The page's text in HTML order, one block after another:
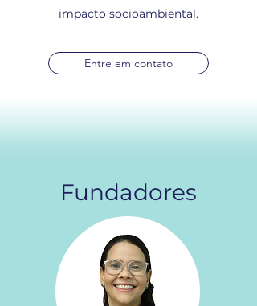
impacto socioambiental.
Entre em contato
Fundadores